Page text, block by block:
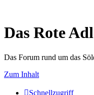
Das Rote
Das Forum rund um das
Zum Inhalt
Schnellzugriff